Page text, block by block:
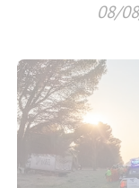
08/